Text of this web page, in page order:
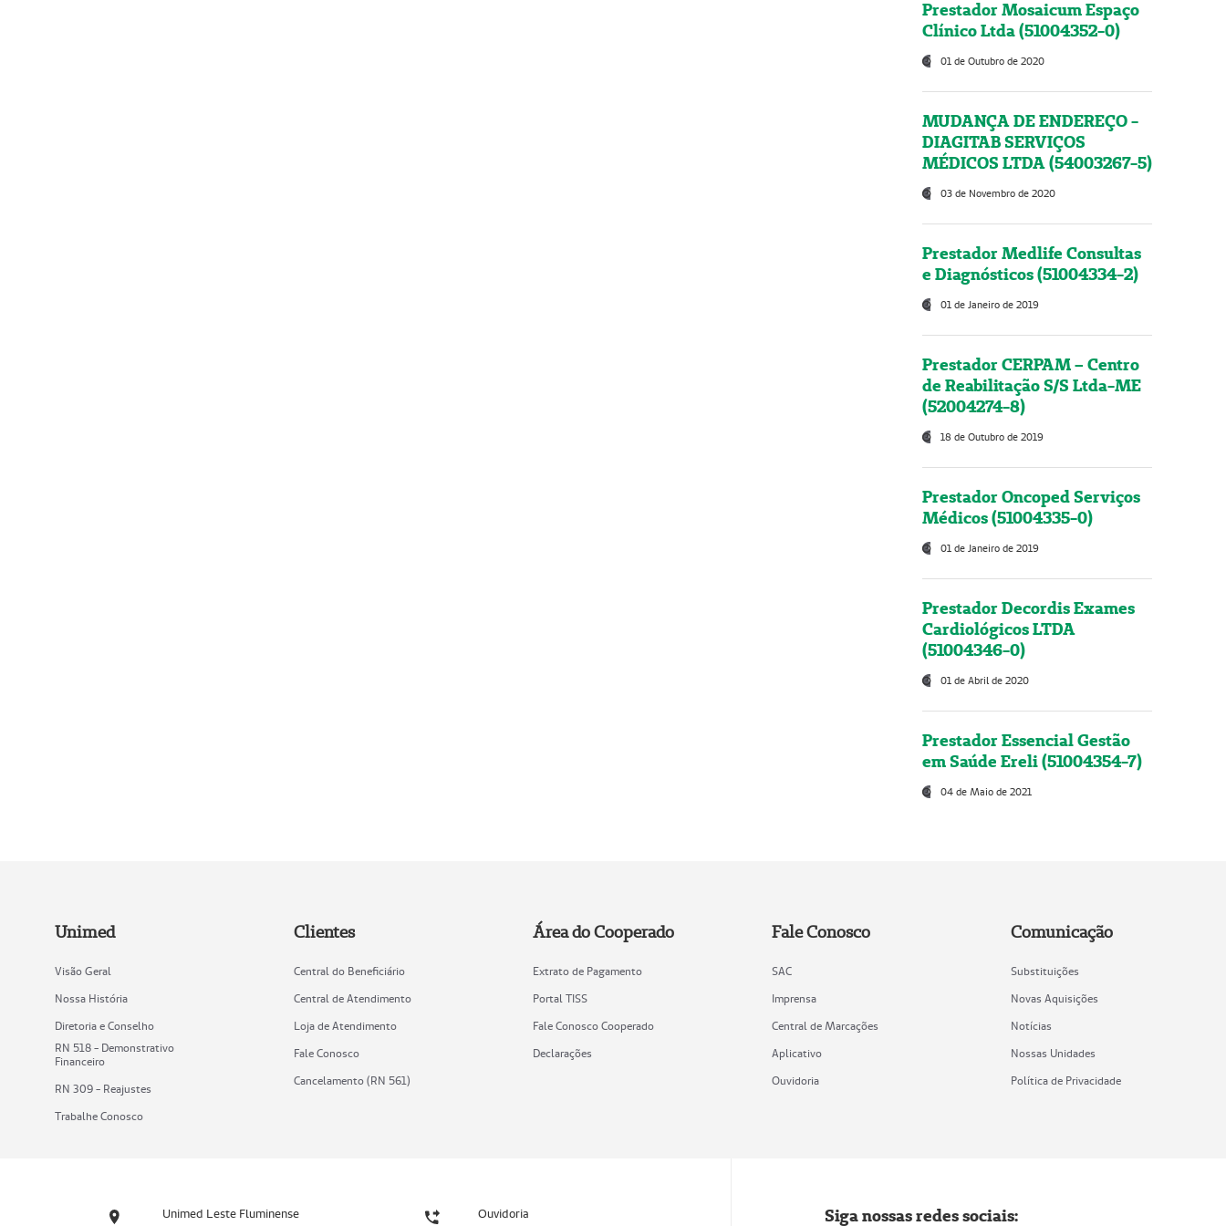
Prestador Mosaicum Espaço
Clínico Ltda (51004352-0)
01 de Outubro de 2020
MUDANÇA DE ENDEREÇO -
DIAGITAB SERVIÇOS
MÉDICOS LTDA (54003267-5)
03 de Novembro de 2020
Prestador Medlife Consultas
e Diagnósticos (51004334-2)
01 de Janeiro de 2019
Prestador CERPAM – Centro
de Reabilitação S/S Ltda-ME
(52004274-8)
18 de Outubro de 2019
Prestador Oncoped Serviços
Médicos (51004335-0)
01 de Janeiro de 2019
Prestador Decordis Exames
Cardiológicos LTDA
(51004346-0)
01 de Abril de 2020
Prestador Essencial Gestão
em Saúde Ereli (51004354-7)
04 de Maio de 2021
Unimed
Visão Geral
Nossa História
Diretoria e Conselho
RN 518 - Demonstrativo
Financeiro
RN 309 - Reajustes
Trabalhe Conosco
Clientes
Central do Beneficiário
Central de Atendimento
Loja de Atendimento
Fale Conosco
Cancelamento (RN 561)
Área do Cooperado
Extrato de Pagamento
Portal TISS
Fale Conosco Cooperado
Declarações
Fale Conosco
SAC
Imprensa
Central de Marcações
Aplicativo
Ouvidoria
Comunicação
Substituições
Novas Aquisições
Notícias
Nossas Unidades
Política de Privacidade
Unimed Leste Fluminense Ouvidoria Siga nossas redes sociais: